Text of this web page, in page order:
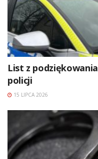
List z
policji
15 LIPCA 2026